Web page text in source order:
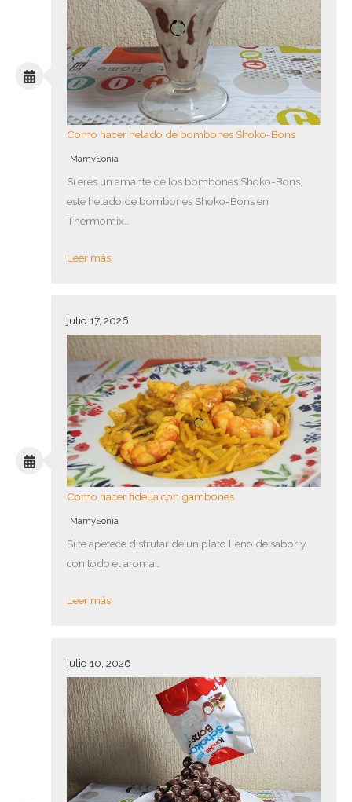
Como hacer helado de bombones Shoko-Bons
MamySonia
Si eres un amante de los bombones Shoko-Bons,
este helado de bombones Shoko-Bons en
Thermomix…
Leer más
julio 17, 2026
Como hacer fideuá con gambones
MamySonia
Si te apetece disfrutar de un plato lleno de sabor y
con todo el aroma…
Leer más
julio 10, 2026